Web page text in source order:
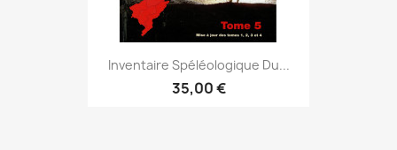
Inventaire Spéléologique Du...
35,00 €